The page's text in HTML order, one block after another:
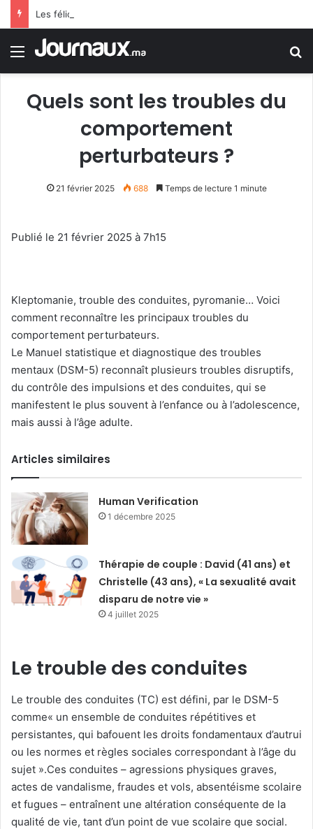
Menu
Quels sont les troubles du
comportement
perturbateurs ?
21 février 2025 688 Temps de lecture 1 minute
Publié le 21 février 2025 à 7h15
Kleptomanie, trouble des conduites, pyromanie… Voici
comment reconnaître les principaux troubles du
comportement perturbateurs.
Le Manuel statistique et diagnostique des troubles
mentaux (DSM-5) reconnaît plusieurs troubles disruptifs,
du contrôle des impulsions et des conduites, qui se
manifestent le plus souvent à l’enfance ou à l’adolescence,
mais aussi à l’âge adulte.
Articles similaires
Human Verification
1 décembre 2025
Thérapie de couple : David (41 ans) et
Christelle (43 ans), « La sexualité avait
disparu de notre vie »
4 juillet 2025
Le trouble des conduites
Le trouble des conduites (TC) est défini, par le DSM-5
comme« un ensemble de conduites répétitives et
persistantes, qui bafouent les droits fondamentaux d’autrui
ou les normes et règles sociales correspondant à l’âge du
sujet ».Ces conduites – agressions physiques graves,
actes de vandalisme, fraudes et vols, absentéisme scolaire
et fugues – entraînent une altération conséquente de la
qualité de vie, tant d’un point de vue scolaire que social.